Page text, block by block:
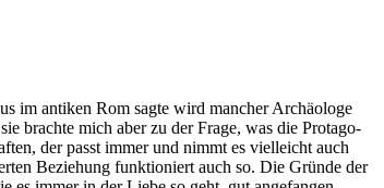
im an­ti­ken Rom sag­te wird man­cher Ar­chäo­lo­ge
brach­te mich aber zu der Fra­ge, was die Prot­ago­
der passt im­mer und nimmt es viel­leicht auch
Be­zie­hung funk­tio­niert auch so. Die Grün­de der